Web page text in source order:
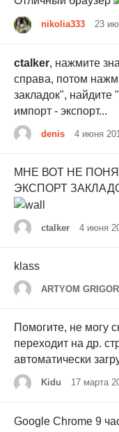
nikolia333 23
ctalker, нажмите
справа, потом
закладок", найдите
импорт - экспорт...
denis 4 июня
МНЕ ВОТ НЕ
ЭКСПОРТ
ctalker 4 июня
klass
ARTYOM
Помогите, не могу
переходит на др.
автоматически
Kidu 17 марта
Google Chrome 9